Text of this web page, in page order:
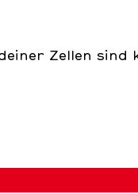
Zellen sind